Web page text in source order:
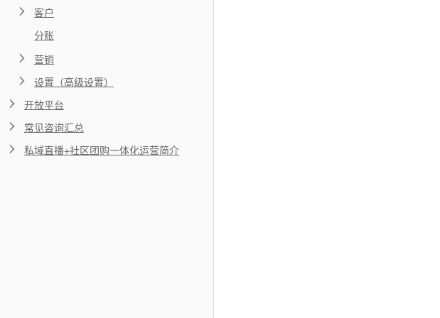
客户
分账
营销
设置（高级设置）
开放平台
常见咨询汇总
私域直播+社区团购一体化运营简介
分享，让知识传承更久远
取消分享
文章二维码